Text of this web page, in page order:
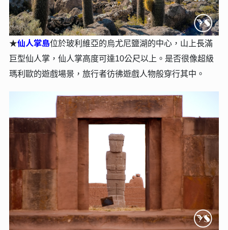
★仙人掌島位於玻利維亞的烏尤尼鹽湖的中心，山上長滿
巨型仙人掌，仙人掌高度可達10公尺以上。是否很像超級
瑪利歐的遊戲場景，旅行者彷彿遊戲人物般穿行其中。